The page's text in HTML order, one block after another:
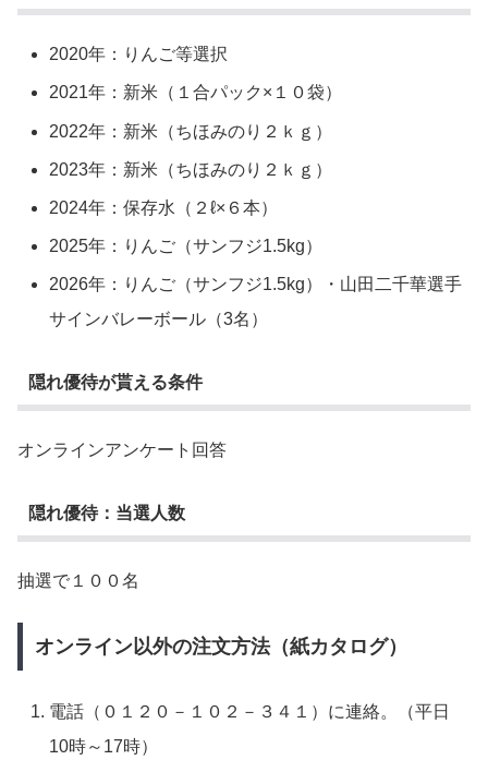
2020年：りんご等選択
2021年：新米（１合パック×１０袋）
2022年：新米（ちほみのり２ｋｇ）
2023年：新米（ちほみのり２ｋｇ）
2024年：保存水（２ℓ×６本）
2025年：りんご（サンフジ1.5kg）
2026年：りんご（サンフジ1.5kg）・山田二千華選手
サインバレーボール（3名）
隠れ優待が貰える条件
オンラインアンケート回答
隠れ優待：当選人数
抽選で１００名
オンライン以外の注文方法（紙カタログ）
電話（０１２０－１０２－３４１）に連絡。（平日
10時～17時）